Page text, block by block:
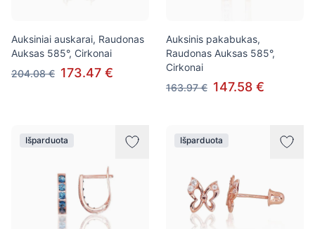
Auksiniai auskarai, Raudonas
Auksas 585°, Cirkonai
204.08 € 173.47 €
Auksinis pakabukas,
Raudonas Auksas 585°,
Cirkonai
163.97 € 147.58 €
Išparduota Išparduota